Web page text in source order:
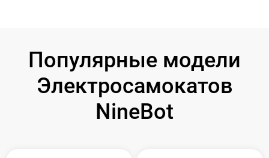
Популярные модели
Электросамокатов
NineBot